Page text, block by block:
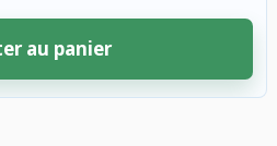
au panier